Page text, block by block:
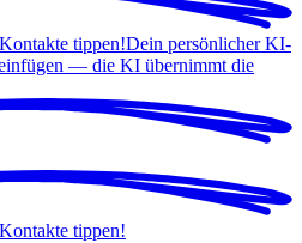
tippen!Dein persönlicher KI-
— die KI übernimmt die
tippen!